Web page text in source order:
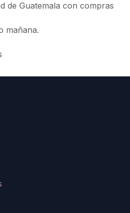
de Guatemala con compras
mañana.